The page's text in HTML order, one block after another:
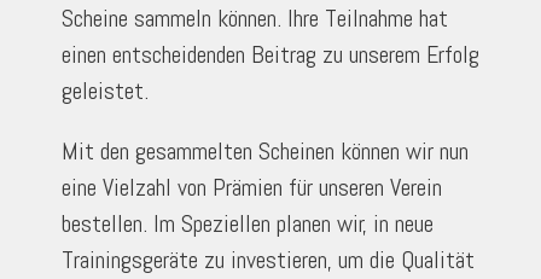
Scheine sammeln können. Ihre Teilnahme hat
einen entscheidenden Beitrag zu unserem Erfolg
geleistet.
Mit den gesammelten Scheinen können wir nun
eine Vielzahl von Prämien für unseren Verein
bestellen. Im Speziellen planen wir, in neue
Trainingsgeräte zu investieren, um die Qualität